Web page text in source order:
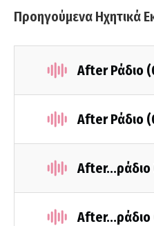
Προηγούμενα Ηχητικά
After Ράδιο
After Ράδιο